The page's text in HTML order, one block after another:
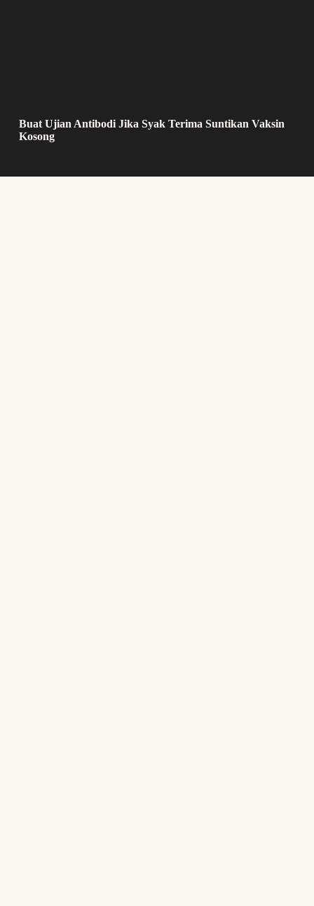
Buat Ujian Antibodi Jika Syak Terima Suntikan Vaksin
Kosong